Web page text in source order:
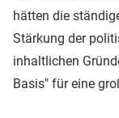
hätten die
Stärkung der
inhaltlichen
Basis" für eine